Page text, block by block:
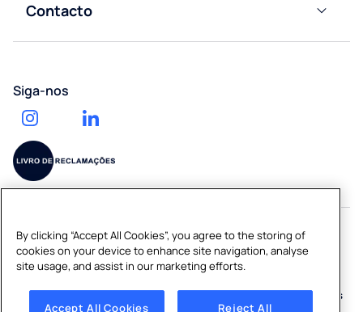
de
entrega
de água
Calculadora
de impacto
Trabalhe
connosco
Contacto
Contacte-
Pedir um
orçamento
Siga-nos
Copyright © 2026 CULLIGAN PORTUGAL S.A.
Sitemap Política de Privacidade
Cookies
By clicking “Accept All Cookies”, you agree to the storing of
cookies on your device to enhance site navigation, analyse
site usage, and assist in our marketing efforts.
Accept All Cookies Reject All